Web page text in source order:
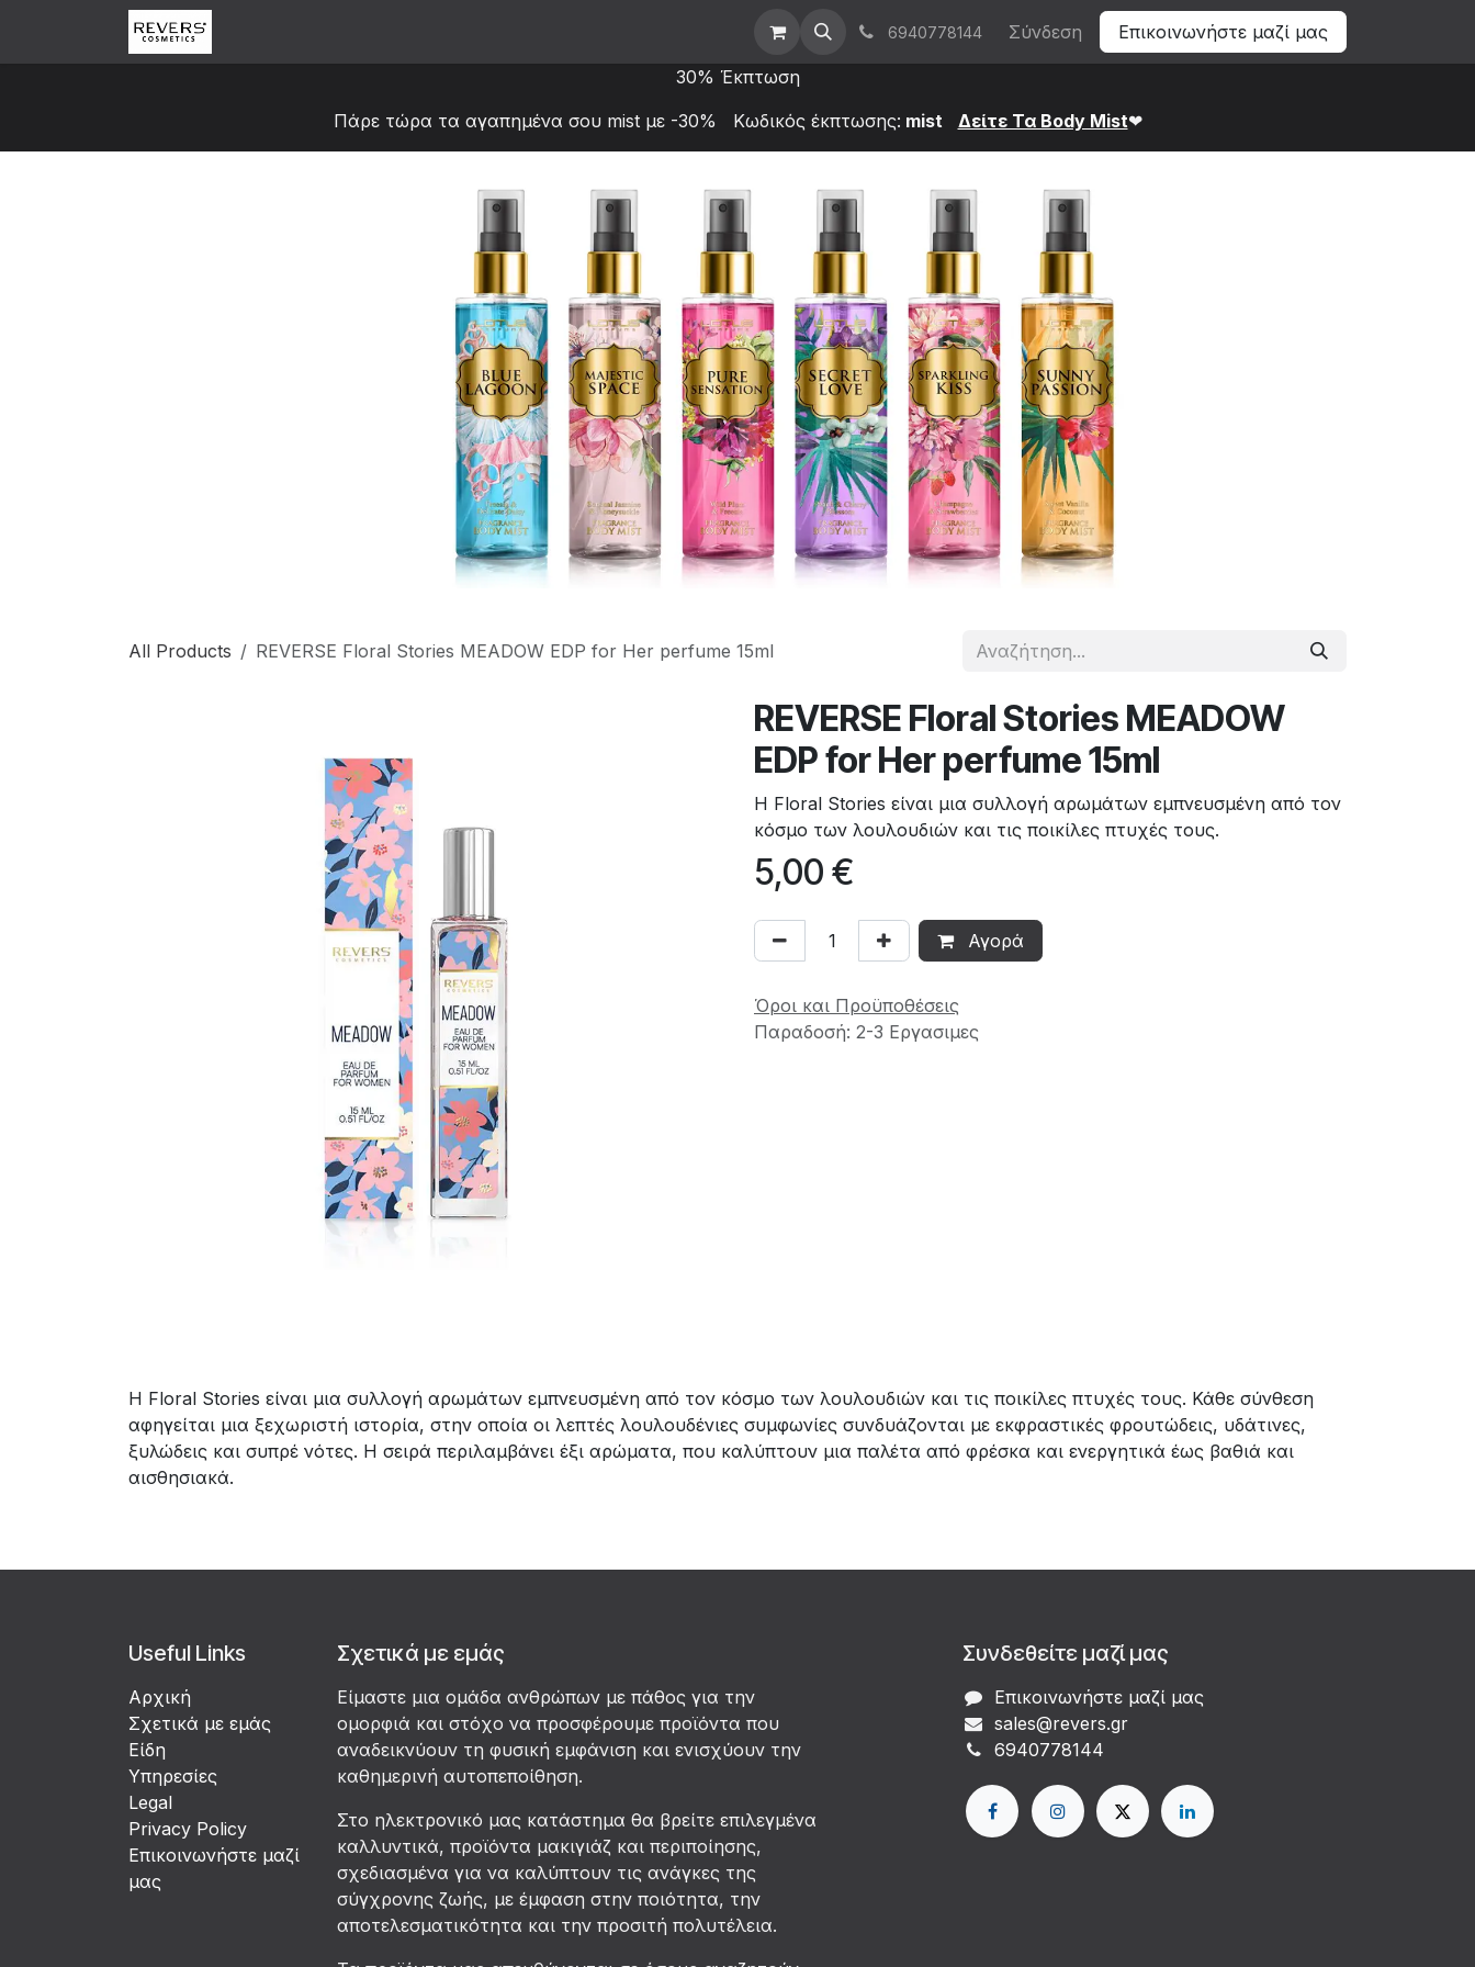
Χονδρική 6940778144 Σύνδεση Επικοινωνήστε μαζί μας
30% Έκπτωση
Πάρε τώρα τα αγαπημένα σου mist με -30% Κωδικός έκπτωσης: mist Δείτε Τα Bod​y Mist❤
All Products REVERSE Floral Stories MEADOW EDP ​​for Her perfume 15ml
REVERSE Floral Stories MEADOW
EDP ​​for Her perfume 15ml
Η Floral Stories είναι μια συλλογή αρωμάτων εμπνευσμένη από τον
κόσμο των λουλουδιών και τις ποικίλες πτυχές τους.
5,00 €
Αγορά
Όροι και Προϋποθέσεις
Παραδοσή: 2-3 Εργασιμες
Η Floral Stories είναι μια συλλογή αρωμάτων εμπνευσμένη από τον κόσμο των λουλουδιών και τις ποικίλες πτυχές τους. Κάθε σύνθεση
αφηγείται μια ξεχωριστή ιστορία, στην οποία οι λεπτές λουλουδένιες συμφωνίες συνδυάζονται με εκφραστικές φρουτώδεις, υδάτινες,
ξυλώδεις και συπρέ νότες. Η σειρά περιλαμβάνει έξι αρώματα, που καλύπτουν μια παλέτα από φρέσκα και ενεργητικά έως βαθιά και
αισθησιακά.
Useful Links
Αρχική
Σχετικά με εμάς
Είδη
Υπηρεσίες
Legal
Privacy Policy
Επικοινωνήστε μαζί
μας
Σχετικά με εμάς
Είμαστε μια ομάδα ανθρώπων με πάθος για την
ομορφιά και στόχο να προσφέρουμε προϊόντα που
αναδεικνύουν τη φυσική εμφάνιση και ενισχύουν την
καθημερινή αυτοπεποίθηση.
Στο ηλεκτρονικό μας κατάστημα θα βρείτε επιλεγμένα
καλλυντικά, προϊόντα μακιγιάζ και περιποίησης,
σχεδιασμένα για να καλύπτουν τις ανάγκες της
σύγχρονης ζωής, με έμφαση στην ποιότητα, την
αποτελεσματικότητα και την προσιτή πολυτέλεια.
Συνδεθείτε μαζί μας
Επικοινωνήστε μαζί μας
sales@revers.gr
6940778144